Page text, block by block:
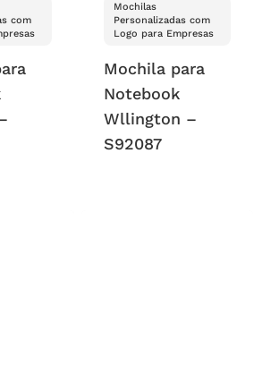
com
Mochilas
Personalizadas com
Logo para Empresas
Mochila para
Notebook
Wllington –
S92087